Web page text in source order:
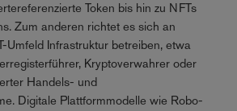
Token bis hin zu NFTs
Zum anderen richtet es sich an
Umfeld Infrastruktur betreiben, etwa
Kryptoverwahrer oder
Handels- und
Digitale Plattformmodelle wie Robo-